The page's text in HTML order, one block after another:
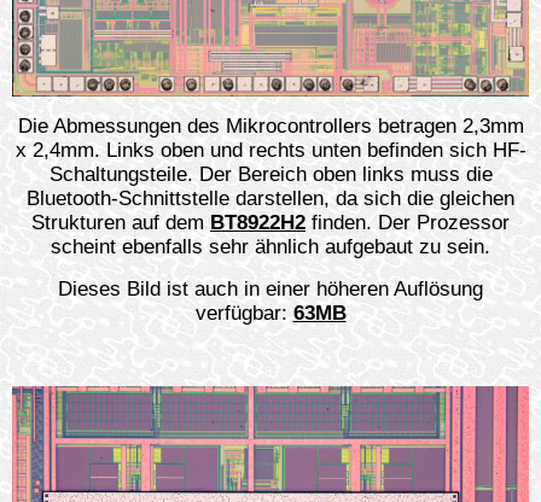
Die Abmessungen des Mikrocontrollers betragen 2,3mm
x 2,4mm. Links oben und rechts unten befinden sich HF-
Schaltungsteile. Der Bereich oben links muss die
Bluetooth-Schnittstelle darstellen, da sich die gleichen
Strukturen auf dem BT8922H2 finden. Der Prozessor
scheint ebenfalls sehr ähnlich aufgebaut zu sein.
Dieses Bild ist auch in einer höheren Auflösung
verfügbar: 63MB